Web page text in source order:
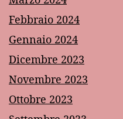
Febbraio 2024
Gennaio 2024
Dicembre 2023
Novembre 2023
Ottobre 2023